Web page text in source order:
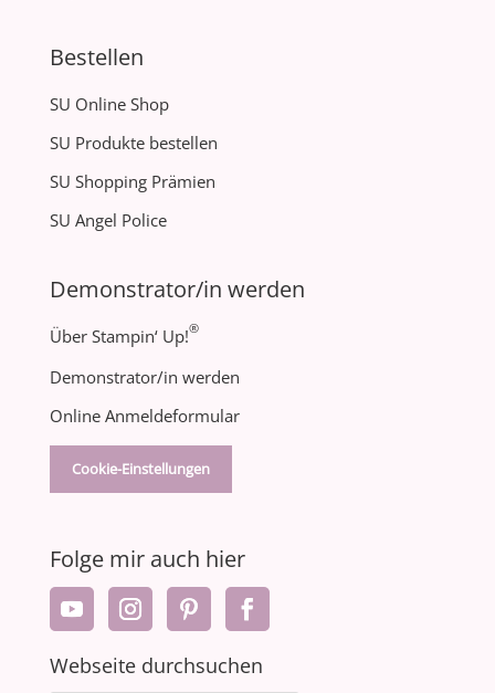
Bestellen
SU Online Shop
SU Produkte bestellen
SU Shopping Prämien
SU Angel Police
Demonstrator/in werden
Über Stampin‘ Up!®
Demonstrator/in werden
Online Anmeldeformular
Cookie-Einstellungen
Folge mir auch hier
Webseite durchsuchen